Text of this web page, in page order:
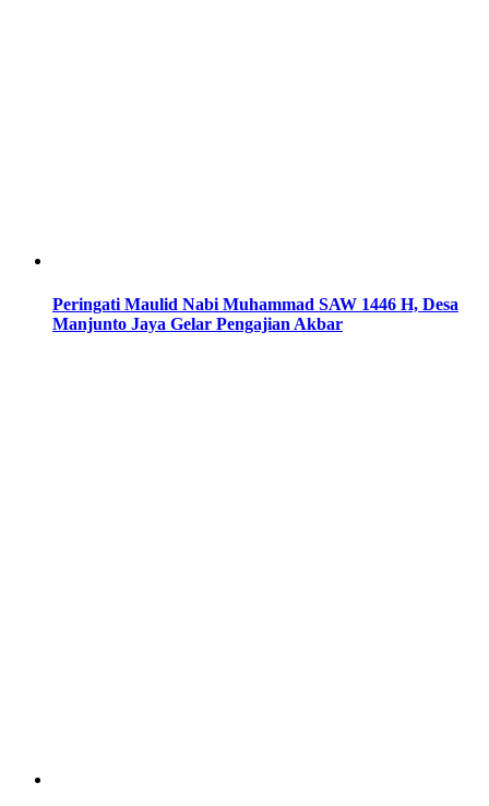
Peringati Maulid Nabi Muhammad SAW 1446 H, Desa
Manjunto Jaya Gelar Pengajian Akbar